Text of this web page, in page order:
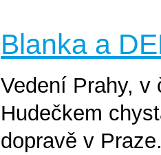
Blanka a
Vedení Prahy, v
Hudečkem
dopravě v